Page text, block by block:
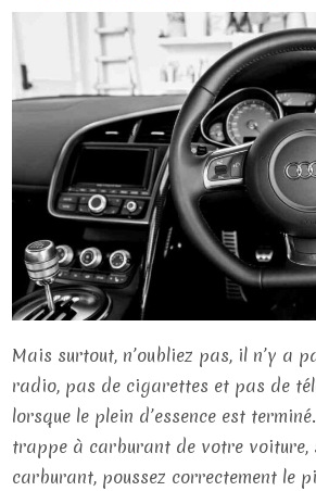
Mais surtout, n’oubliez pas, il n’y a
radio, pas de cigarettes et pas de
lorsque le plein d’essence est
trappe à carburant de votre voiture,
carburant, poussez correctement le